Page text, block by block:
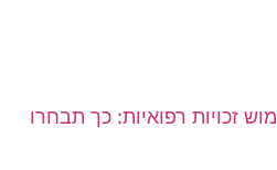
זכויות רפואיות: כך תבחרו